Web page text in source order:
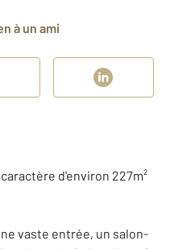
à un ami
d'environ 227m²
vaste entrée, un salon-